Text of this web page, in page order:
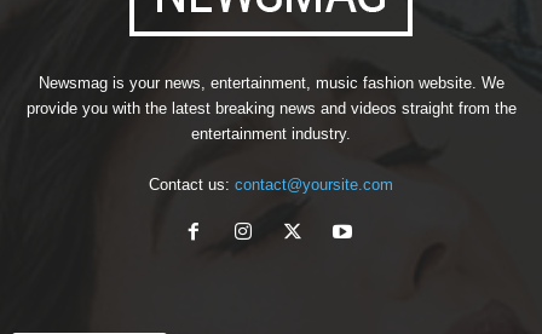
Newsmag is your news, entertainment, music fashion website. We
provide you with the latest breaking news and videos straight from the
entertainment industry.
Contact us: contact@yoursite.com